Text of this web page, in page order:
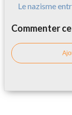
Le nazisme
Commenter